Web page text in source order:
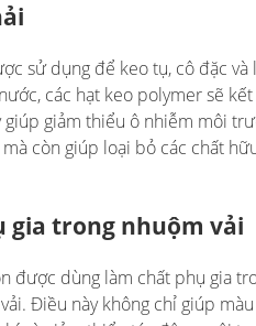
sử dụng để keo tụ, cô đặc
các hạt keo polymer sẽ
giảm thiểu ô nhiễm môi
còn giúp loại bỏ các chất
gia trong nhuộm vải
được dùng làm chất phụ gia
Điều này không chỉ giúp